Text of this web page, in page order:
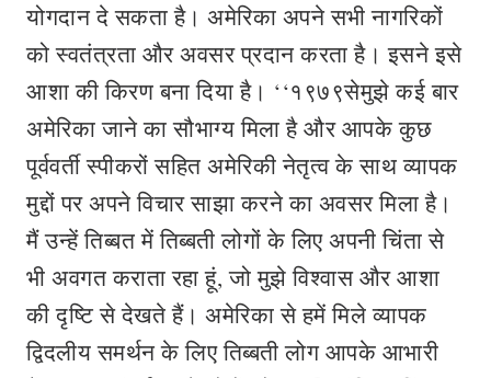
योगदान दे सकता है। अमेरिका अपने सभी नागरिकों
को स्वतंत्रता और अवसर प्रदान करता है। इसने इसे
आशा की किरण बना दिया है। ‘‘१९७९सेमुझे कई बार
अमेरिका जाने का सौभाग्य मिला है और आपके कुछ
पूर्ववर्ती स्‍पीकरों सहित अमेरिकी नेतृत्व के साथ व्यापक
मुद्दों पर अपने विचार साझा करने का अवसर मिला है।
मैं उन्हें तिब्बत में तिब्बती लोगों के लिए अपनी चिंता से
भी अवगत कराता रहा हूं, जो मुझे विश्वास और आशा
की दृष्टि से देखते हैं। अमेरिका से हमें मिले व्यापक
द्विदलीय समर्थन के लिए तिब्बती लोग आपके आभारी